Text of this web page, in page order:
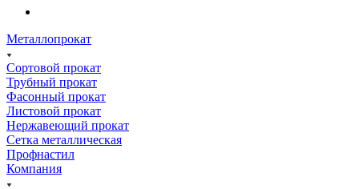
Металлопрокат
Сортовой прокат
Трубный прокат
Фасонный прокат
Листовой прокат
Нержавеющий прокат
Сетка металлическая
Профнастил
Компания